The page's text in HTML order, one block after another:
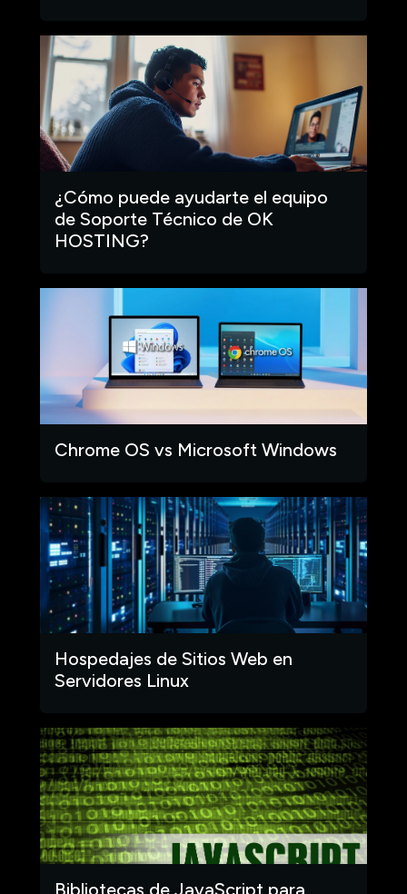
¿Cómo puede ayudarte el equipo
de Soporte Técnico de OK
HOSTING?
Chrome OS vs Microsoft Windows
Hospedajes de Sitios Web en
Servidores Linux
Bibliotecas de JavaScript para